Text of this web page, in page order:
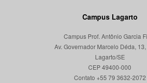
Campus Lagarto
Campus Prof. Antônio Garcia
Av. Governador Marcelo Déda,
Lagarto/SE
CEP 49400-000